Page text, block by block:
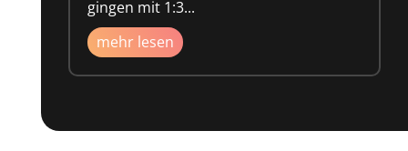
gingen mit 1:3...
mehr lesen